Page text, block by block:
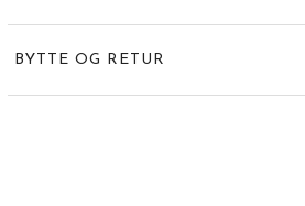
BYTTE OG RETUR